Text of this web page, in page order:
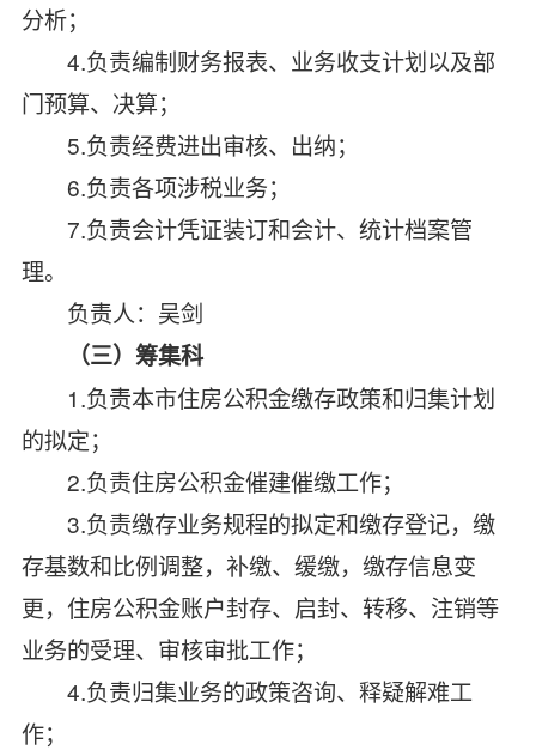
分析；
4.负责编制财务报表、业务收支计划以及部
门预算、决算；
5.负责经费进出审核、出纳；
6.负责各项涉税业务；
7.负责会计凭证装订和会计、统计档案管
理。
负责人：吴剑
（三）筹集科
1.负责本市住房公积金缴存政策和归集计划
的拟定；
2.负责住房公积金催建催缴工作；
3.负责缴存业务规程的拟定和缴存登记，缴
存基数和比例调整，补缴、缓缴，缴存信息变
更，住房公积金账户封存、启封、转移、注销等
业务的受理、审核审批工作；
4.负责归集业务的政策咨询、释疑解难工
作；